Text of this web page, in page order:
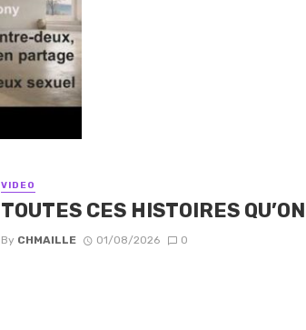
VIDEO
TOUTES CES HISTOIRES
By CHMAILLE 01/08/2026 0